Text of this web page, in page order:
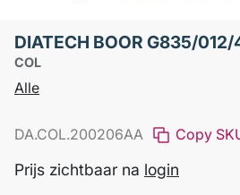
DIATECH BOOR G835/
COL
Alle
DA.COL.200206AA Copy
Prijs zichtbaar na login